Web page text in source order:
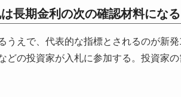
長期金利の次の確認材料になる
うえで、代表的な指標とされるのが新
どの投資家が入札に参加する。投資家